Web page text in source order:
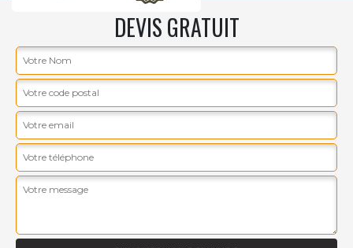
DEVIS GRATUIT